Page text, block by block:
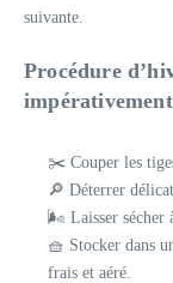
suivante.
Procédure
impérativement
✂️ Couper les
🔎 Déterrer
🌬️ Laisser sécher
🧺 Stocker dans
frais et aéré.